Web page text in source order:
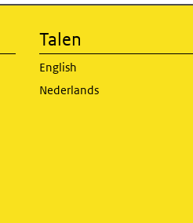
Talen
English
Nederlands